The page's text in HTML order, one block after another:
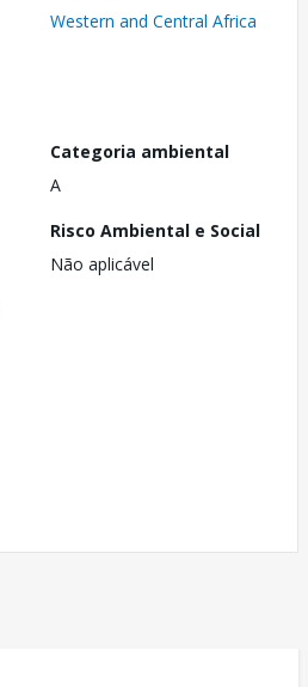
Western and Central Africa
Categoria ambiental
A
Risco Ambiental e Social
Não aplicável